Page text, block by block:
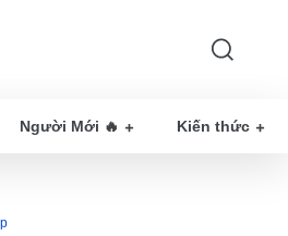
Người Mới 🔥 Kiến thức